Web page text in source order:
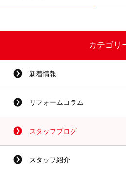
カテゴリ
新着情報
リフォームコラム
スタッフブログ
スタッフ紹介